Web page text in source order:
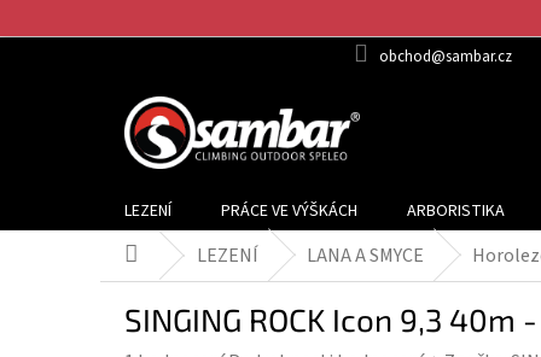
na
obchod@sambar.cz
LEZENÍ PRÁCE VE VÝŠKÁCH ARBORISTIKA
Domů LEZENÍ LANA A SMYCE
SINGING ROCK Icon 9,3